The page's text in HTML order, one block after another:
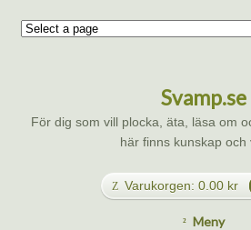
Svamp.se
För dig som vill plocka, äta, läsa om
här finns kunskap och
Varukorgen: 0.00 kr
Meny